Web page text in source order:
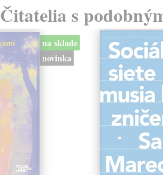
Čitatelia s
na sklade
novinka